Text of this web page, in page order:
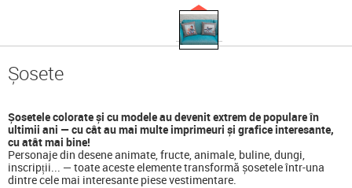
Șosete
Șosetele colorate și cu modele au devenit extrem de populare în
ultimii ani — cu cât au mai multe imprimeuri și grafice interesante,
cu atât mai bine!
Personaje din desene animate, fructe, animale, buline, dungi,
inscripții... — toate aceste elemente transformă șosetele într-una
dintre cele mai interesante piese vestimentare.